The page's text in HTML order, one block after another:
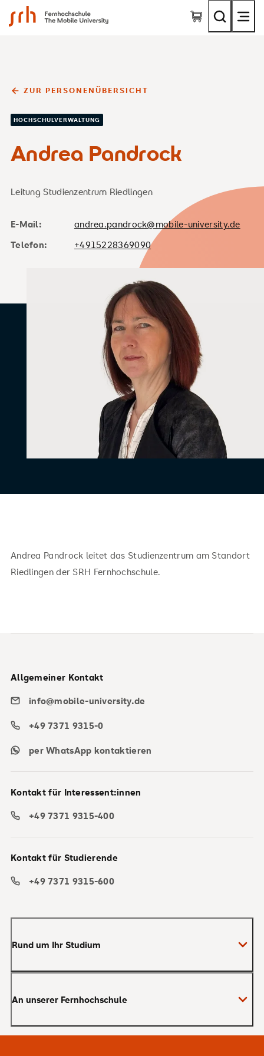
SRH Fernhochschule - The Mobile University
ZUR PERSONENÜBERSICHT
HOCHSCHULVERWALTUNG
Andrea Pandrock
Leitung Studienzentrum Riedlingen
E-Mail:
andrea.pandrock@mobile-university.de
Telefon:
+4915228369090
Andrea Pandrock leitet das Studienzentrum am Standort
Riedlingen der SRH Fernhochschule.
Rund um Ihr Studium
Anrechnung von Vorleistungen
Studienberatung
An unserer Fernhochschule
Warum SRH?
Allgemeiner Kontakt
info@mobile-university.de
+49 7371 9315-0
per WhatsApp kontaktieren
Kontakt für Interessent:innen
+49 7371 9315-400
Kontakt für Studierende
+49 7371 9315-600